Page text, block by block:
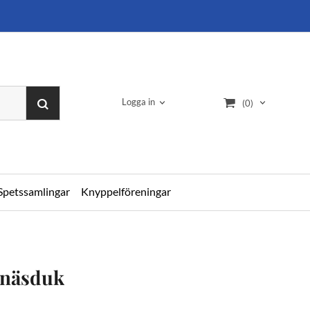
Logga in (0)
Knyppelföreningar